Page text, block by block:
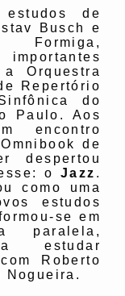
estudos de
Busch e
importantes
Orquestra
Repertório
do
Paulo. Aos
encontro
de
despertou
o Jazz .
como uma
estudos
se em
paralela,
estudar
Roberto
Nogueira.